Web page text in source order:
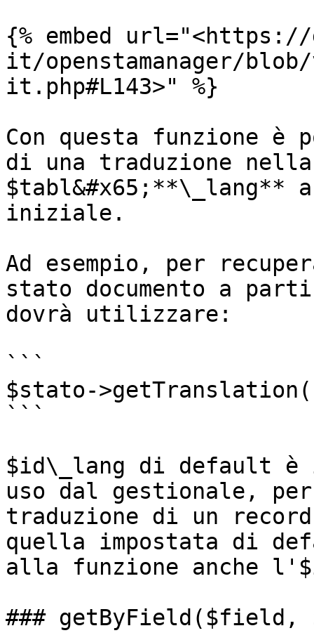
{% embed url="<https://
it/openstamanager/
it.php#L143>" %}
Con questa funzione
di una traduzione
iniziale.
Ad esempio, per
stato documento a
dovrà utilizzare:
```
$stato-
```
$id\_lang di default è
uso dal gestionale,
traduzione di un
quella impostata di
alla funzione anche
###